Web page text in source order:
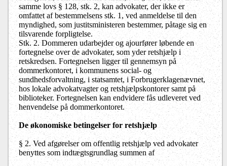
samme lovs § 128, stk. 2, kan advokater, der ikke er
omfattet af bestemmelsens stk. 1, ved anmeldelse til den
myndighed, som justitsministeren bestemmer, påtage sig en
tilsvarende forpligtelse.
Stk. 2. Dommeren udarbejder og ajourfører løbende en
fortegnelse over de advokater, som yder retshjælp i
retskredsen. Fortegnelsen ligger til gennemsyn på
dommerkontoret, i kommunens social- og
sundhedsforvaltning, i statsamtet, i Forbrugerklagenævnet,
hos lokale advokatvagter og retshjælpskontorer samt på
biblioteker. Fortegnelsen kan endvidere fås udleveret ved
henvendelse på dommerkontoret.
De økonomiske betingelser for retshjælp
§ 2. Ved afgørelser om offentlig retshjælp ved advokater
benyttes som indtægtsgrundlag summen af